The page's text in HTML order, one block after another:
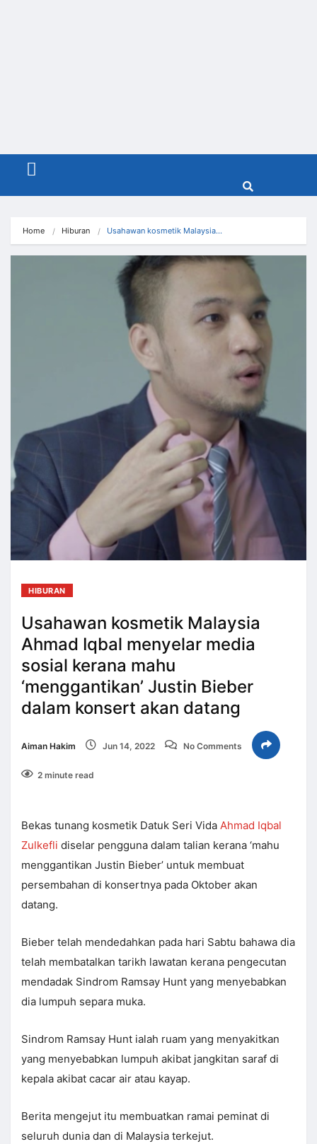
Menu
Home Hiburan Usahawan kosmetik Malaysia…
HIBURAN
Usahawan kosmetik Malaysia
Ahmad Iqbal menyelar media
sosial kerana mahu
‘menggantikan’ Justin Bieber
dalam konsert akan datang
Aiman Hakim Jun 14, 2022 No Comments
2 minute read
Bekas tunang kosmetik Datuk Seri Vida Ahmad Iqbal
Zulkefli diselar pengguna dalam talian kerana ‘mahu
menggantikan Justin Bieber’ untuk membuat
persembahan di konsertnya pada Oktober akan
datang.
Bieber telah mendedahkan pada hari Sabtu bahawa dia
telah membatalkan tarikh lawatan kerana pengecutan
mendadak Sindrom Ramsay Hunt yang menyebabkan
dia lumpuh separa muka.
Sindrom Ramsay Hunt ialah ruam yang menyakitkan
yang menyebabkan lumpuh akibat jangkitan saraf di
kepala akibat cacar air atau kayap.
Berita mengejut itu membuatkan ramai peminat di
seluruh dunia dan di Malaysia terkejut.